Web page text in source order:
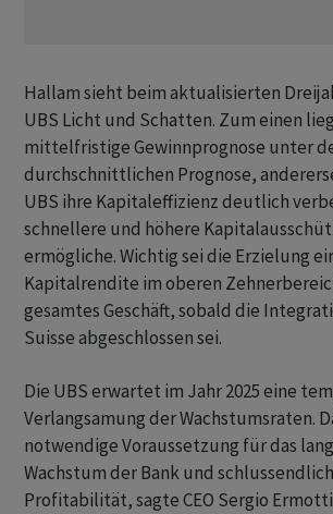
Hallam sieht beim aktualisierten
UBS Licht und Schatten. Zum einen
mittelfristige Gewinnprognose unter
durchschnittlichen Prognose,
UBS ihre Kapitaleffizienz deutlich
schnellere und höhere
ermögliche. Wichtig sei die Erzielung
Kapitalrendite im oberen
gesamtes Geschäft, sobald die
Suisse abgeschlossen sei.
Die UBS erwartet im Jahr 2025 eine
Verlangsamung der Wachstumsraten.
notwendige Voraussetzung für das
Wachstum der Bank und
Profitabilität, sagte CEO Sergio